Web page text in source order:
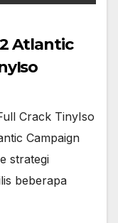
Atlantic
Crack TinyIso
Campaign
strategi
beberapa